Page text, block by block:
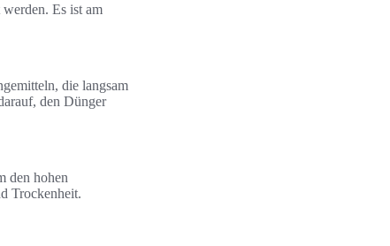
Es ist am
die langsam
den Dünger
den hohen
Trockenheit.